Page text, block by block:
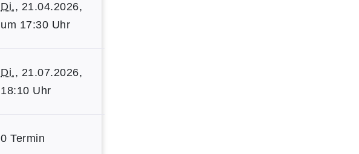
Di., 21.04.2026,
um 17:30 Uhr
Di., 21.07.2026,
18:10 Uhr
0 Termin